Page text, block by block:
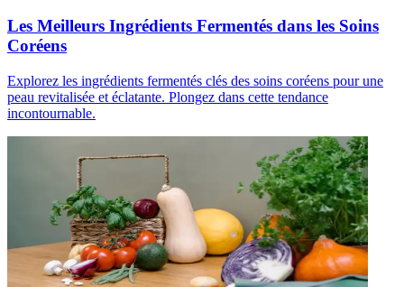
Les Meilleurs Ingrédients Fermentés dans les Soins
Coréens
Explorez les ingrédients fermentés clés des soins coréens pour une
peau revitalisée et éclatante. Plongez dans cette tendance
incontournable.